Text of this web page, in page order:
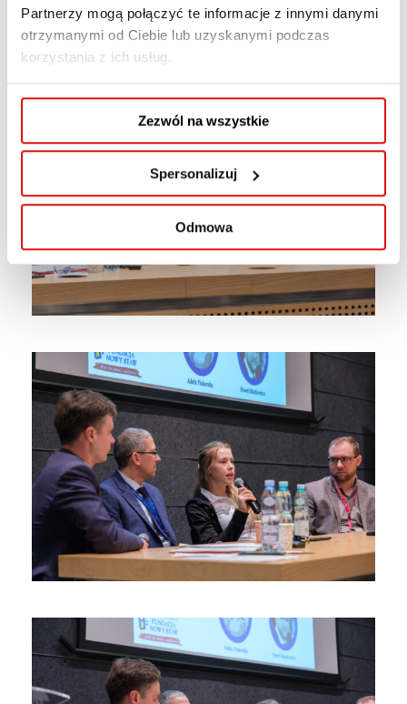
Partnerzy mogą połączyć te informacje z innymi danymi
otrzymanymi od Ciebie lub uzyskanymi podczas
korzystania z ich usług.
Zezwól na wszystkie
Spersonalizuj
Odmowa